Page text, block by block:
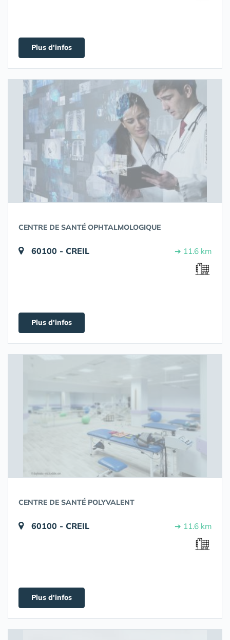
Plus d'infos
CENTRE DE SANTÉ OPHTALMOLOGIQUE
60100 - CREIL ➔ 11.6 km
Plus d'infos
CENTRE DE SANTÉ POLYVALENT
60100 - CREIL ➔ 11.6 km
Plus d'infos